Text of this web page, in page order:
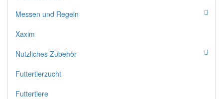
Messen und Regeln
Xaxim
Nutzliches Zubehör
Futtertierzucht
Futtertiere